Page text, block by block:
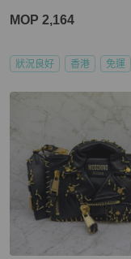
MOP 2,164
狀況良好 香港 免運